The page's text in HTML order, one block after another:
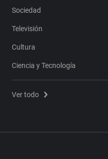
Sociedad
Televisión
Cultura
Ciencia y Tecnología
Ver todo